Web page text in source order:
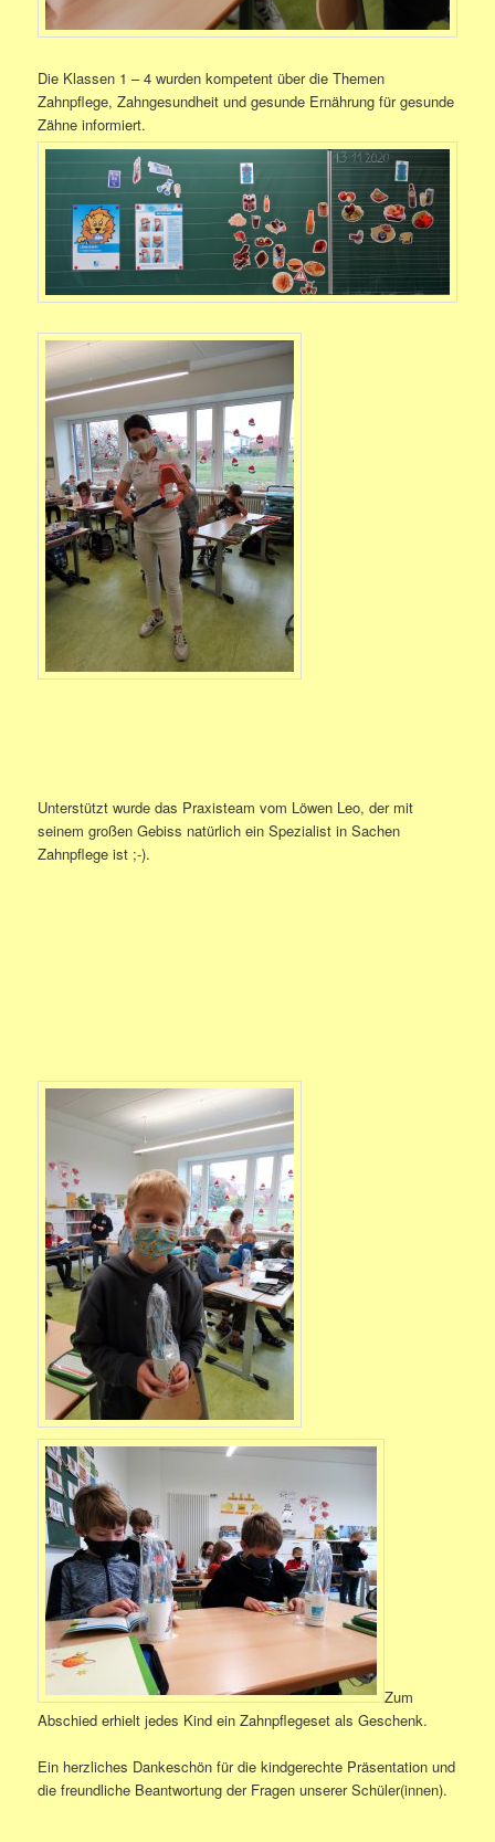
Die Klassen 1 – 4 wurden kompetent über die Themen
Zahnpflege, Zahngesundheit und gesunde Ernährung für gesunde
Zähne informiert.
Unterstützt wurde das Praxisteam vom Löwen Leo, der mit
seinem großen Gebiss natürlich ein Spezialist in Sachen
Zahnpflege ist ;-).
Zum
Abschied erhielt jedes Kind ein Zahnpflegeset als Geschenk.
Ein herzliches Dankeschön für die kindgerechte Präsentation und
die freundliche Beantwortung der Fragen unserer Schüler(innen).